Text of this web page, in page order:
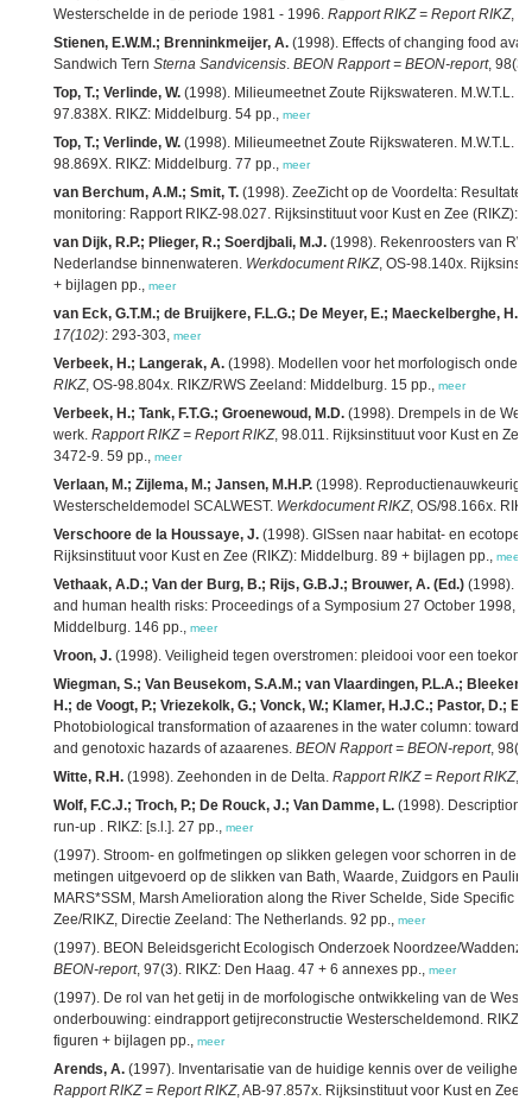
Westerschelde in de periode 1981 - 1996. Rapport RIKZ = Report RIKZ,
Stienen, E.W.M.; Brenninkmeijer, A. (1998). Effects of changing food
Sandwich Tern Sterna Sandvicensis. BEON Rapport = BEON-report,
Top, T.; Verlinde, W. (1998). Milieumeetnet Zoute Rijkswateren. M.W.T.L.
97.838X. RIKZ: Middelburg. 54 pp., meer
Top, T.; Verlinde, W. (1998). Milieumeetnet Zoute Rijkswateren. M.W.T.L.
98.869X. RIKZ: Middelburg. 77 pp., meer
van Berchum, A.M.; Smit, T. (1998). ZeeZicht op de Voordelta:
monitoring: Rapport RIKZ-98.027. Rijksinstituut voor Kust en Zee (RIKZ):
van Dijk, R.P.; Plieger, R.; Soerdjbali, M.J. (1998). Rekenroosters van
Nederlandse binnenwateren. Werkdocument RIKZ, OS-98.140x.
+ bijlagen pp., meer
van Eck, G.T.M.; de Bruijkere, F.L.G.; De Meyer, E.; Maeckelberghe, H.
17(102): 293-303, meer
Verbeek, H.; Langerak, A. (1998). Modellen voor het morfologisch
RIKZ, OS-98.804x. RIKZ/RWS Zeeland: Middelburg. 15 pp., meer
Verbeek, H.; Tank, F.T.G.; Groenewoud, M.D. (1998). Drempels in de
werk. Rapport RIKZ = Report RIKZ, 98.011. Rijksinstituut voor Kust en
3472-9. 59 pp., meer
Verlaan, M.; Zijlema, M.; Jansen, M.H.P. (1998).
Westerscheldemodel SCALWEST. Werkdocument RIKZ, OS/98.166x.
Verschoore de la Houssaye, J. (1998). GISsen naar habitat- en
Rijksinstituut voor Kust en Zee (RIKZ): Middelburg. 89 + bijlagen pp., meer
Vethaak, A.D.; Van der Burg, B.; Rijs, G.B.J.; Brouwer, A. (Ed.) (1998).
and human health risks: Proceedings of a Symposium 27 October 1998,
Middelburg. 146 pp., meer
Vroon, J. (1998). Veiligheid tegen overstromen: pleidooi voor een
Wiegman, S.; Van Beusekom, S.A.M.; van Vlaardingen, P.L.A.;
H.; de Voogt, P.; Vriezekolk, G.; Vonck, W.; Klamer, H.J.C.; Pastor, D.;
Photobiological transformation of azaarenes in the water column:
and genotoxic hazards of azaarenes. BEON Rapport = BEON-report,
Witte, R.H. (1998). Zeehonden in de Delta. Rapport RIKZ = Report RIKZ,
Wolf, F.C.J.; Troch, P.; De Rouck, J.; Van Damme, L. (1998). Description
run-up . RIKZ: [s.l.]. 27 pp., meer
(1997). Stroom- en golfmetingen op slikken gelegen voor schorren in de
metingen uitgevoerd op de slikken van Bath, Waarde, Zuidgors en
MARS*SSM, Marsh Amelioration along the River Schelde, Side Specific
Zee/RIKZ, Directie Zeeland: The Netherlands. 92 pp., meer
(1997). BEON Beleidsgericht Ecologisch Onderzoek Noordzee/
BEON-report, 97(3). RIKZ: Den Haag. 47 + 6 annexes pp., meer
(1997). De rol van het getij in de morfologische ontwikkeling van de
onderbouwing: eindrapport getijreconstructie Westerscheldemond. RIKZ/
figuren + bijlagen pp., meer
Arends, A. (1997). Inventarisatie van de huidige kennis over de
Rapport RIKZ = Report RIKZ, AB-97.857x. Rijksinstituut voor Kust en Zee